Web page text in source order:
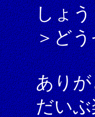
しょう
＞ど
あり
だい